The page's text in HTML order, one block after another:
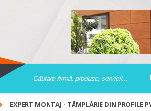
EXPERT MONTAJ - TÂMPLĂRIE DIN PROFILE